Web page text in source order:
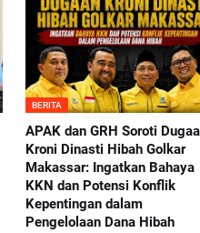
BERITA
APAK dan GRH Soroti
Kroni Dinasti Hibah Golkar
Makassar: Ingatkan Bahaya
KKN dan Potensi Konflik
Kepentingan dalam
Pengelolaan Dana Hibah